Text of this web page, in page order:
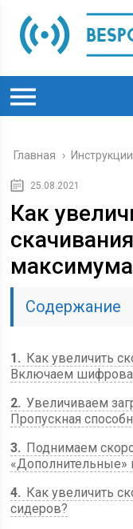
Главная › Инструкции
25.08.2021
Как
Содержание
1
Как увеличить
Включаем
2 Увеличиваем
Пропускная
3
Поднимаем
«Дополнительные»
4
Как увеличить
сидеров?